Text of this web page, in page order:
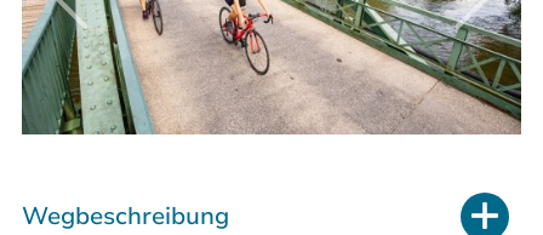
Wegbeschreibung